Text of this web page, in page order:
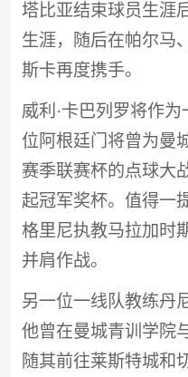
塔比亚结束球员生涯
生涯，随后在帕尔马
斯卡再度携手。
威利·卡巴列罗将作
位阿根廷门将曾为曼
赛季联赛杯的点球大
起冠军奖杯。值得一
格里尼执教马拉加时
并肩作战。
另一位一线队教练丹
他曾在曼城青训学院
随其前往莱斯特城和